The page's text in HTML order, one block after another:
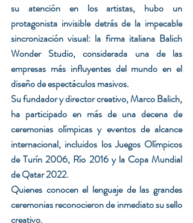
su atención en los artistas, hubo un
protagonista invisible detrás de la impecable
sincronización visual: la firma italiana Balich
Wonder Studio, considerada una de las
empresas más influyentes del mundo en el
diseño de espectáculos masivos.
Su fundador y director creativo, Marco Balich,
ha participado en más de una decena de
ceremonias olímpicas y eventos de alcance
internacional, incluidos los Juegos Olímpicos
de Turín 2006, Río 2016 y la Copa Mundial
de Qatar 2022.
Quienes conocen el lenguaje de las grandes
ceremonias reconocieron de inmediato su sello
creativo.